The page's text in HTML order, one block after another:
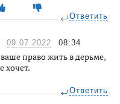
Ответить
09.07.2022 08:34
право жить в дерьме,
хочет.
Ответить